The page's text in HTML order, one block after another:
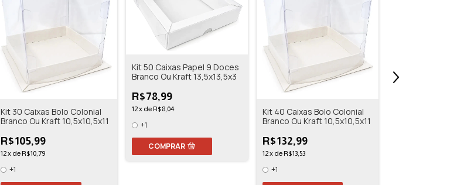
Kit 30 Caixas Bolo Colonial
Branco Ou Kraft 10,5x10,5x11
R$105,99
12x de R$10,79
+1
Kit 50 Caixas Papel 9 Doces
Branco Ou Kraft 13,5x13,5x3
R$78,99
12x de R$8,04
+1
COMPRAR
Kit 40 Caixas Bolo Colonial
Branco Ou Kraft 10,5x10,5x11
R$132,99
12x de R$13,53
+1